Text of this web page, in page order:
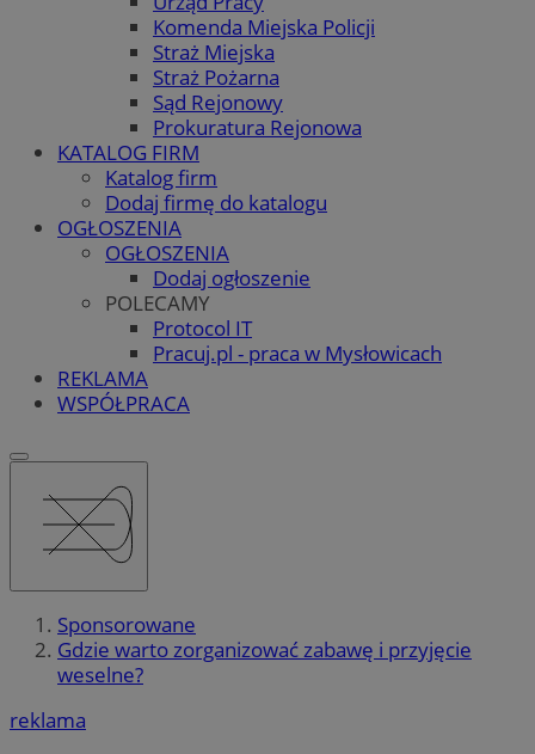
Komenda Miejska Policji
Straż Miejska
Straż Pożarna
Sąd Rejonowy
Prokuratura Rejonowa
KATALOG FIRM
Katalog firm
Dodaj firmę do katalogu
OGŁOSZENIA
OGŁOSZENIA
Dodaj ogłoszenie
POLECAMY
Protocol IT
Pracuj.pl - praca w Mysłowicach
REKLAMA
WSPÓŁPRACA
Sponsorowane
Gdzie warto zorganizować zabawę i przyjęcie
weselne?
reklama